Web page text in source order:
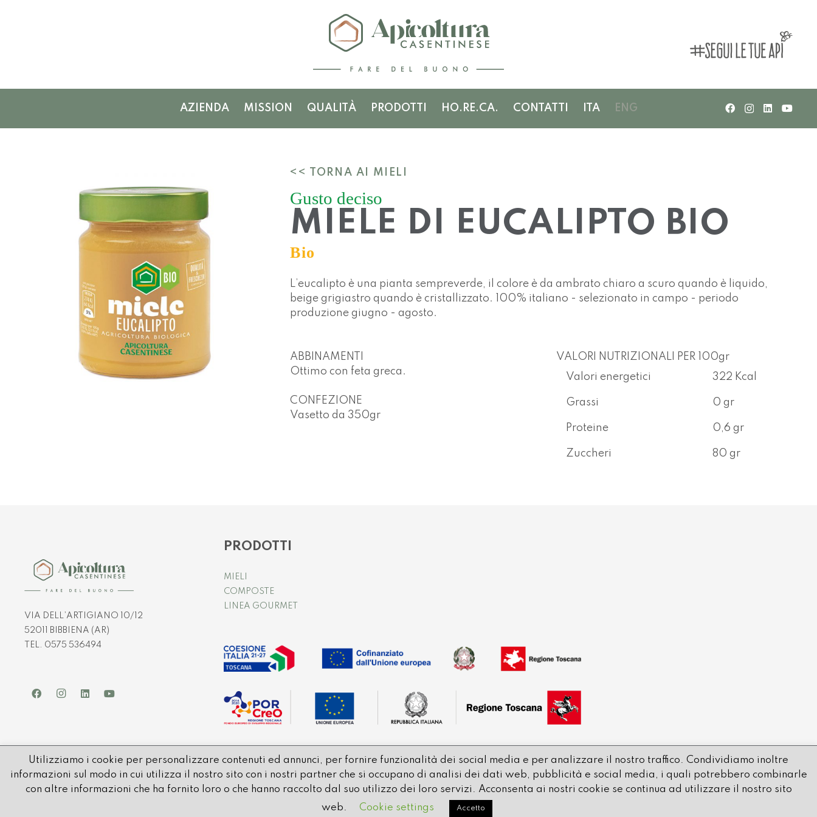
AZIENDA MISSION QUALITÀ PRODOTTI HO.RE.CA. CONTATTI ITA ENG
<< TORNA AI MIELI
Gusto deciso
MIELE DI EUCALIPTO BIO
Bio
L’eucalipto è una pianta sempreverde, il colore è da ambrato chiaro a scuro quando è liquido,
beige grigiastro quando è cristallizzato. 100% italiano - selezionato in campo - periodo
produzione giugno - agosto.
ABBINAMENTI
Ottimo con feta greca.
CONFEZIONE
Vasetto da350gr
VALORI NUTRIZIONALI PER 100gr
Valori energetici
322 Kcal
Grassi 0 gr
Proteine 0,6 gr
Zuccheri 80 gr
VIA DELL’ARTIGIANO 10/12
52011 BIBBIENA (AR)
TEL. 0575 536494
PRODOTTI
MIELI
COMPOSTE
LINEA GOURMET
© 2021 APICOLTURA CASENTINESE | P.IVA e C.FISC. IT01032580514
REA: AR – 80596 | CAP SOCIALE: € 1.000.000 i.v.
Privacy Policy
Utilizziamo i cookie per personalizzare contenuti ed annunci, per fornire funzionalità dei social media e per analizzare il nostro traffico. Condividiamo inoltre
informazioni sul modo in cui utilizza il nostro sito con i nostri partner che si occupano di analisi dei dati web, pubblicità e social media, i quali potrebbero combinarle
con altre informazioni che ha fornito loro o che hanno raccolto dal suo utilizzo dei loro servizi. Acconsenta ai nostri cookie se continua ad utilizzare il nostro sito
web.
Cookie settings Accetto